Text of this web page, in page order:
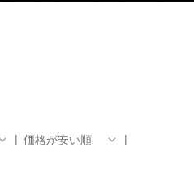
価格が安い順